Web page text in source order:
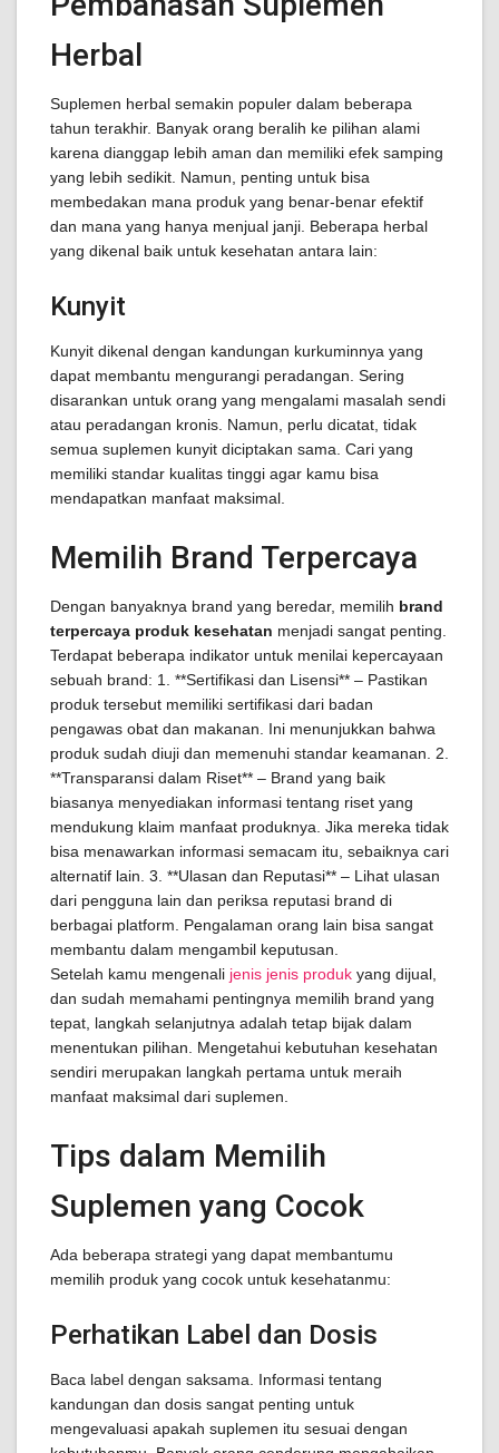
Herbal
Suplemen herbal semakin populer dalam beberapa
tahun terakhir. Banyak orang beralih ke pilihan alami
karena dianggap lebih aman dan memiliki efek samping
yang lebih sedikit. Namun, penting untuk bisa
membedakan mana produk yang benar-benar efektif
dan mana yang hanya menjual janji. Beberapa herbal
yang dikenal baik untuk kesehatan antara lain:
Kunyit
Kunyit dikenal dengan kandungan kurkuminnya yang
dapat membantu mengurangi peradangan. Sering
disarankan untuk orang yang mengalami masalah sendi
atau peradangan kronis. Namun, perlu dicatat, tidak
semua suplemen kunyit diciptakan sama. Cari yang
memiliki standar kualitas tinggi agar kamu bisa
mendapatkan manfaat maksimal.
Memilih Brand Terpercaya
Dengan banyaknya brand yang beredar, memilih brand
terpercaya produk kesehatan menjadi sangat penting.
Terdapat beberapa indikator untuk menilai kepercayaan
sebuah brand: 1. **Sertifikasi dan Lisensi** – Pastikan
produk tersebut memiliki sertifikasi dari badan
pengawas obat dan makanan. Ini menunjukkan bahwa
produk sudah diuji dan memenuhi standar keamanan. 2.
**Transparansi dalam Riset** – Brand yang baik
biasanya menyediakan informasi tentang riset yang
mendukung klaim manfaat produknya. Jika mereka tidak
bisa menawarkan informasi semacam itu, sebaiknya cari
alternatif lain. 3. **Ulasan dan Reputasi** – Lihat ulasan
dari pengguna lain dan periksa reputasi brand di
berbagai platform. Pengalaman orang lain bisa sangat
membantu dalam mengambil keputusan.
Setelah kamu mengenali jenis jenis produk yang dijual,
dan sudah memahami pentingnya memilih brand yang
tepat, langkah selanjutnya adalah tetap bijak dalam
menentukan pilihan. Mengetahui kebutuhan kesehatan
sendiri merupakan langkah pertama untuk meraih
manfaat maksimal dari suplemen.
Tips dalam Memilih
Suplemen yang Cocok
Ada beberapa strategi yang dapat membantumu
memilih produk yang cocok untuk kesehatanmu:
Perhatikan Label dan Dosis
Baca label dengan saksama. Informasi tentang
kandungan dan dosis sangat penting untuk
mengevaluasi apakah suplemen itu sesuai dengan